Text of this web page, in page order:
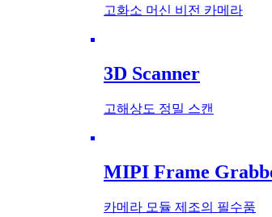
고화소 머신 비전 카메라
3D Scanner
고해상도 정밀 스캔
MIPI Frame
카메라 모듈 제조의 필수품